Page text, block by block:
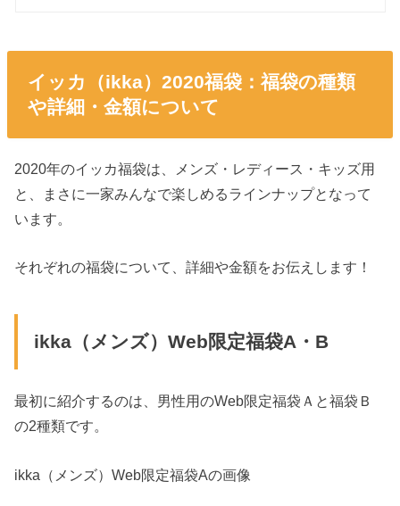
イッカ（ikka）2020福袋：福袋の種類
や詳細・金額について
2020年のイッカ福袋は、メンズ・レディース・キッズ用
と、まさに一家みんなで楽しめるラインナップとなって
います。
それぞれの福袋について、詳細や金額をお伝えします！
ikka（メンズ）Web限定福袋A・B
最初に紹介するのは、男性用のWeb限定福袋Ａと福袋Ｂ
の2種類です。
ikka（メンズ）Web限定福袋Aの画像